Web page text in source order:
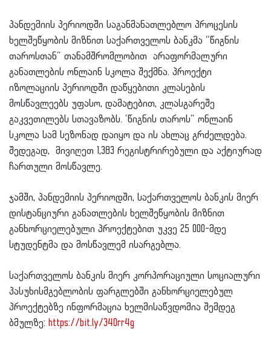
პანდემიის პერიოდში საგანმანათლებლო პროცესის
ხელშეწყობის მიზნით საქართველოს ბანკმა “წიგნის
თაროსთან“ თანამშრომლობით არაფორმალური
განათლების ონლაინ სკოლა შექმნა. პროექტი
იზოლაციის პერიოდში დაწყებითი კლასების
მოსწავლეებს უფასო, დამატებით, კლასგარეშე
გაკვეთილებს სთავაზობს. ‘წიგნის თაროს“ ონლაინ
სკოლა სამ სეზონად დაიყო და ის ახლაც გრძელდება.
შედეგად, მივიღეთ 1,383 რეგისტრირებული და აქტიურად
ჩართული მოსწავლე.
ჯამში, პანდემიის პერიოდში, საქართველოს ბანკის მიერ
დისტანციური განათლების ხელშეწყობის მიზნით
განხორციელებული პროექტებით უკვე 25 000-მდე
სტუდენტმა და მოსწავლემ ისარგებლა.
საქართველოს ბანკის მიერ კორპორაციული სოციალური
პასუხისმგებლობის ფარგლებში განხორციელებულ
პროექტებზე ინფორმაცია ხელმისაწვდომია შემდეგ
ბმულზე: https://bit.ly/340rr4g